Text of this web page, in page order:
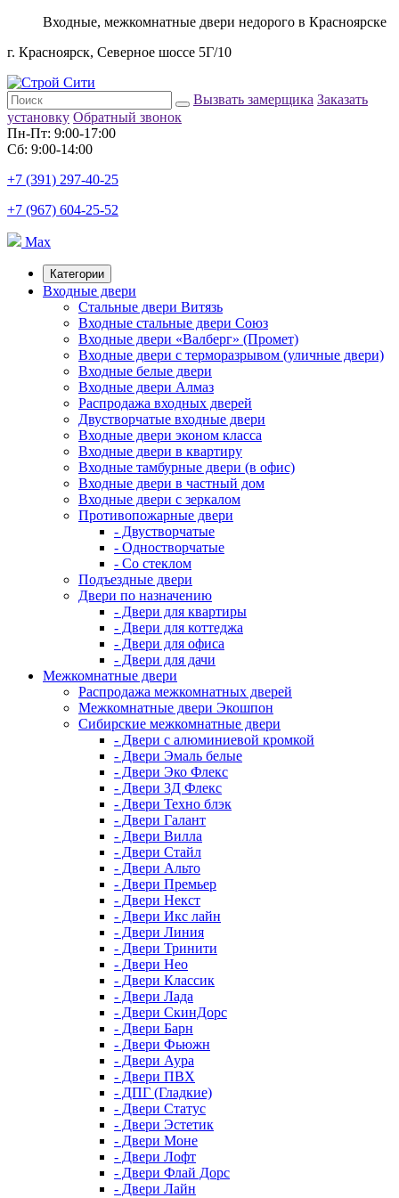
Входные, межкомнатные двери недорого в Красноярске
г. Красноярск, Северное шоссе 5Г/10
Вызвать замерщика Заказать
установку Обратный звонок
Пн-Пт: 9:00-17:00
Сб: 9:00-14:00
+7 (391) 297-40-25
+7 (967) 604-25-52
Max
Категории
Входные двери
Стальные двери Витязь
Входные стальные двери Союз
Входные двери «Валберг» (Промет)
Входные двери с терморазрывом (уличные двери)
Входные белые двери
Входные двери Алмаз
Распродажа входных дверей
Двустворчатые входные двери
Входные двери эконом класса
Входные двери в квартиру
Входные тамбурные двери (в офис)
Входные двери в частный дом
Входные двери с зеркалом
Противопожарные двери
- Двустворчатые
- Одностворчатые
- Со стеклом
Подъездные двери
Двери по назначению
- Двери для квартиры
- Двери для коттеджа
- Двери для офиса
- Двери для дачи
Межкомнатные двери
Распродажа межкомнатных дверей
Межкомнатные двери Экошпон
Сибирские межкомнатные двери
- Двери с алюминиевой кромкой
- Двери Эмаль белые
- Двери Эко Флекс
- Двери 3Д Флекс
- Двери Техно блэк
- Двери Галант
- Двери Вилла
- Двери Стайл
- Двери Альто
- Двери Премьер
- Двери Некст
- Двери Икс лайн
- Двери Линия
- Двери Тринити
- Двери Нео
- Двери Классик
- Двери Лада
- Двери СкинДорс
- Двери Барн
- Двери Фьюжн
- Двери Аура
- Двери ПВХ
- ДПГ (Гладкие)
- Двери Статус
- Двери Эстетик
- Двери Моне
- Двери Лофт
- Двери Флай Дорс
- Двери Лайн